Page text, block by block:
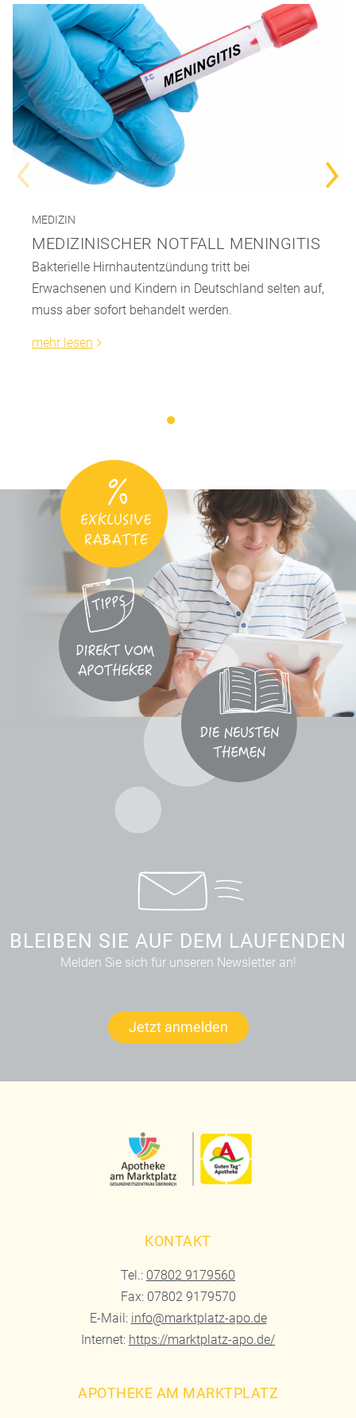
MEDIZIN
MEDIZINISCHER NOTFALL MENINGITIS
Bakterielle Hirnhautentzündung tritt bei
Erwachsenen und Kindern in Deutschland selten auf,
muss aber sofort behandelt werden.
mehr lesen
BLEIBEN SIE AUF DEM LAUFENDEN
Melden Sie sich für unseren Newsletter an!
Jetzt anmelden
KONTAKT
Tel.: 07802 9179560
Fax: 07802 9179570
E-Mail: info@marktplatz-apo.de
Internet: https://marktplatz-apo.de/
APOTHEKE AM MARKTPLATZ